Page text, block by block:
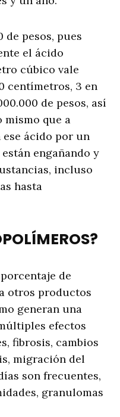
de pesos, pues
el ácido
cúbico vale
centímetros, 3 en
de pesos, así
mismo que a
ácido por un
engañando y
incluso
hasta
de
otros productos
generan una
efectos
fibrosis, cambios
migración del
son frecuentes,
granulomas